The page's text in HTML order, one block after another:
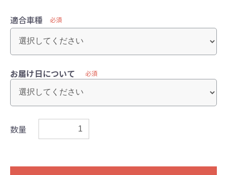
適合車種 必須
お届け日について 必須
数量